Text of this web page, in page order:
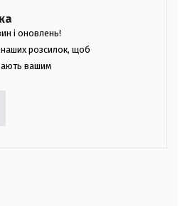
і оновлень!
наших розсилок, щоб
вашим